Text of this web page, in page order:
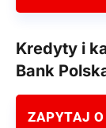
Kredyty i
Bank
ZAPYTAJ O